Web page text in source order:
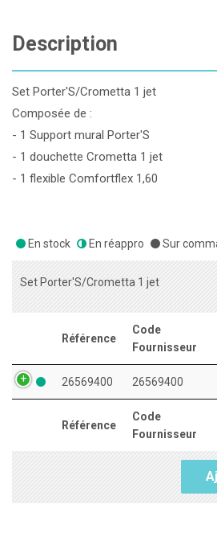
Description
Set Porter'S/Crometta 1 jet
Composée de :
- 1 Support mural Porter'S
- 1 douchette Crometta 1 jet
- 1 flexible Comfortflex 1,60
En stock En réappro Sur
Set Porter'S/Crometta 1 jet
Référence
Code
Fournisseur
Référence
Code
Fournisseur
26569400 26569400